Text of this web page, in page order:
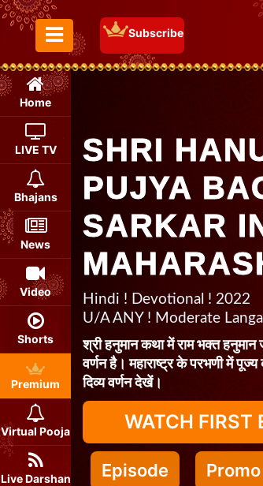
Toggle Menu
Subscribe
Home
LIVE TV
Bhajans
News
Video
Shorts
Premium
Virtual Pooja
Live Darshan
SHRI
PUJYA
SARKAR
Hindi ! Devotional ! 2022
U/A ANY ! Moderate
श्री हनुमान कथा में राम भक्त
वर्णन है। महाराष्ट्र के परभणी में पूज्य
दिव्य वर्णन देखें।
WATCH FIRST
Episode Promo